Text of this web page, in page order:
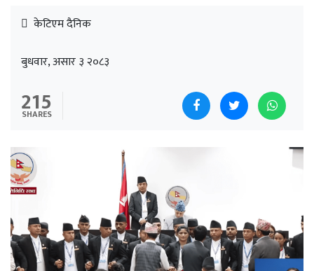
केटिएम दैनिक
बुधवार, असार ३ २०८३
215
SHARES